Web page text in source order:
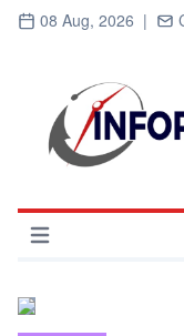
08 Aug, 2026 |
Abrir menú